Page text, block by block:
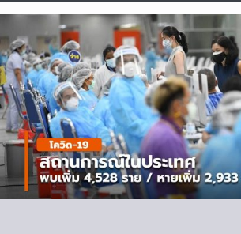
ไลฟ์สไตล์